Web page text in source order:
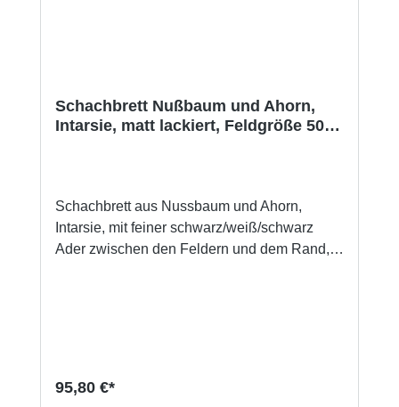
Schachbrett Nußbaum und Ahorn,
Intarsie, matt lackiert, Feldgröße 50
Schachbrett aus Nussbaum und Ahorn,
Intarsie, mit feiner schwarz/weiß/schwarz
Ader zwischen den Feldern und dem Rand,
Gewicht : 2,4 kg Hersteller-Artikelnummer:
95,80 €*